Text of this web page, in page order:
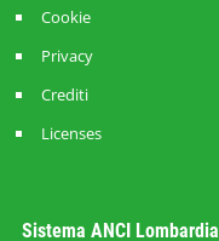
Cookie
Privacy
Crediti
Licenses
Sistema ANCI Lombardia